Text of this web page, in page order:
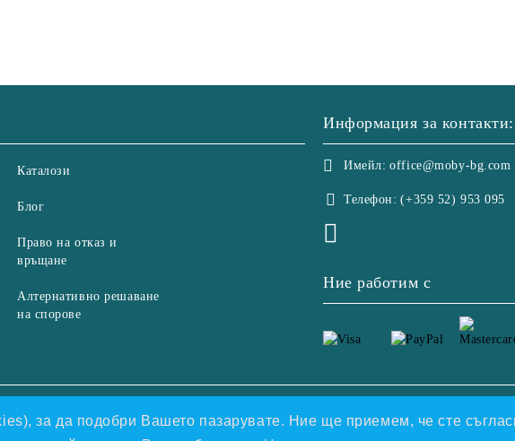
за да подобри Вашето пазарувате. Ние ще приемем, че сте
Каталози
Блог
Право на отказ и
връщане
Алтернативно решаване
на спорове
Информация за контакти:
Имейл: office@moby-bg.com
Телефон: (+359 52) 953 095
Ние работим с
с GDPR. Прочетете нашата политика